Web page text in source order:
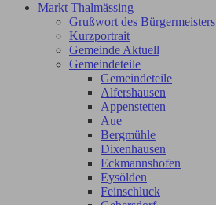
Markt Thalmässing
Grußwort des Bürgermeisters
Kurzportrait
Gemeinde Aktuell
Gemeindeteile
Gemeindeteile
Alfershausen
Appenstetten
Aue
Bergmühle
Dixenhausen
Eckmannshofen
Eysölden
Feinschluck